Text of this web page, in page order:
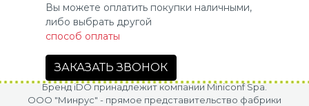
Вы можете оплатить покупки наличными,
либо выбрать другой
способ оплаты
ЗАКАЗАТЬ ЗВОНОК
Бренд iDO принадлежит компании Miniconf Spa.
OOO "Минрус" - прямое представительство фабрики